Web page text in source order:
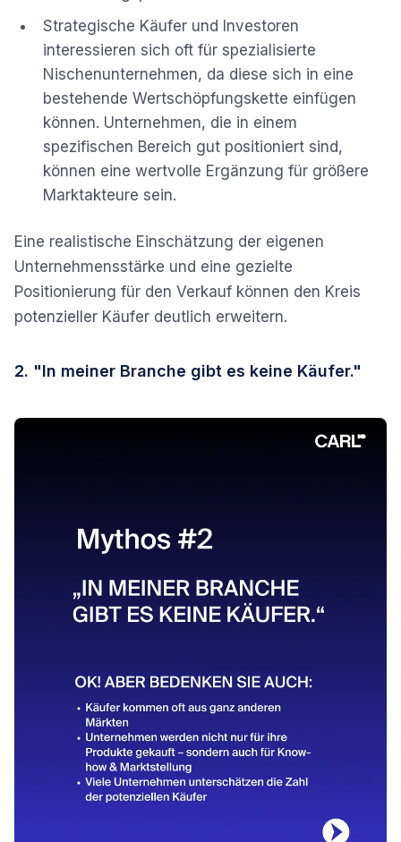
Strategische Käufer und Investoren
interessieren sich oft für spezialisierte
Nischenunternehmen, da diese sich in eine
bestehende Wertschöpfungskette einfügen
können. Unternehmen, die in einem
spezifischen Bereich gut positioniert sind,
können eine wertvolle Ergänzung für größere
Marktakteure sein.
Eine realistische Einschätzung der eigenen
Unternehmensstärke und eine gezielte
Positionierung für den Verkauf können den Kreis
potenzieller Käufer deutlich erweitern.
2. "In meiner Branche gibt es keine Käufer."